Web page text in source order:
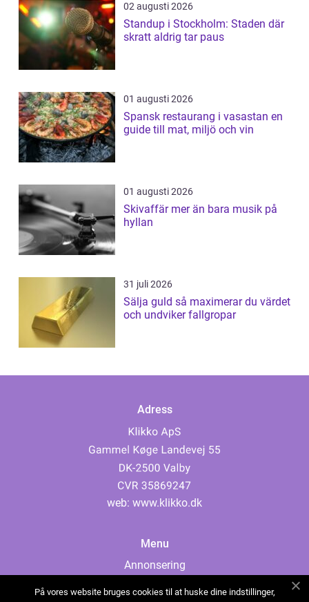
02 augusti 2026
Standup i Stockholm: Staden där
skratt aldrig tar paus
01 augusti 2026
Spansk restaurang i vasastan en
guide till mat, miljö och vin
01 augusti 2026
Skivaffär mer än bara musik på
hyllan
31 juli 2026
Sälja guld så maximerar du värdet
och undviker fallgropar
Adress
web: www.klikko.dk
Menu
Annonsering
På vores website bruges cookies til at huske dine indstillinger,